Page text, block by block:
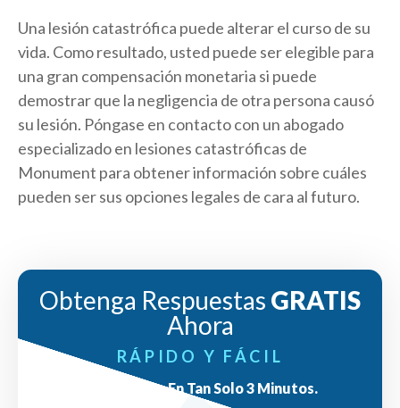
Una lesión catastrófica puede alterar el curso de su
vida. Como resultado, usted puede ser elegible para
una gran compensación monetaria si puede
demostrar que la negligencia de otra persona causó
su lesión. Póngase en contacto con un abogado
especializado en lesiones catastróficas de
Monument para obtener información sobre cuáles
pueden ser sus opciones legales de cara al futuro.
Obtenga Respuestas GRATIS
Ahora
RÁPIDO Y FÁCIL
Respuestas En Tan Solo 3 Minutos.